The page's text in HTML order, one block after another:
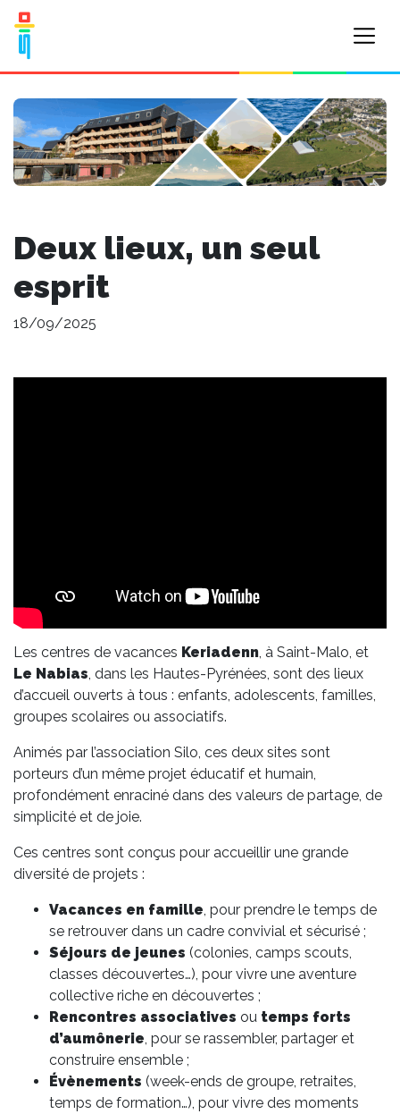
Deux lieux, un seul
esprit
18/09/2025
Les centres de vacances Keriadenn, à Saint-Malo, et
Le Nabias, dans les Hautes-Pyrénées, sont des lieux
d’accueil ouverts à tous : enfants, adolescents, familles,
groupes scolaires ou associatifs.
Animés par l’association Silo, ces deux sites sont
porteurs d’un même projet éducatif et humain,
profondément enraciné dans des valeurs de partage, de
simplicité et de joie.
Ces centres sont conçus pour accueillir une grande
diversité de projets :
Vacances en famille, pour prendre le temps de
se retrouver dans un cadre convivial et sécurisé ;
Séjours de jeunes (colonies, camps scouts,
classes découvertes…), pour vivre une aventure
collective riche en découvertes ;
Rencontres associatives ou temps forts
d’aumônerie, pour se rassembler, partager et
construire ensemble ;
Évènements (week-ends de groupe, retraites,
temps de formation…), pour vivre des moments